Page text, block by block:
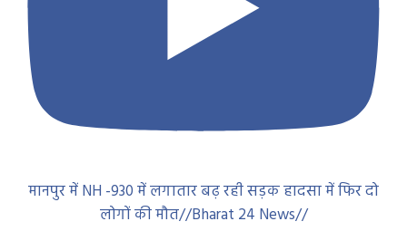
मानपुर में NH -930 में लगातार बढ़ रही सड़क हादसा में फिर दो
लोगों की मौत//Bharat 24 News//